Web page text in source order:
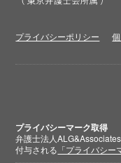
プライバシーポリシー
プライバシーマーク取得
弁護士法人
付与される 「プライバシー